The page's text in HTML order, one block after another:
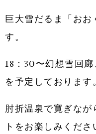
巨大雪だるま「おお
す。
18：30〜幻想雪回
を予定しております。
肘折温泉で寛ぎなが
トをお楽しみくださ